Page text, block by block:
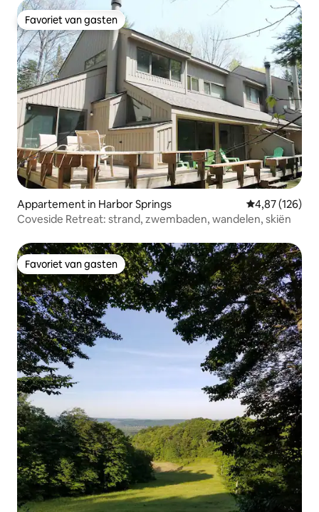
Favoriet van gasten
Favoriet van gasten
Appartement in Harbor Springs Gemiddelde
4,87 (126)
Coveside Retreat: strand, zwembaden, wandelen, skiën
Favoriet van gasten
Favoriet van gasten